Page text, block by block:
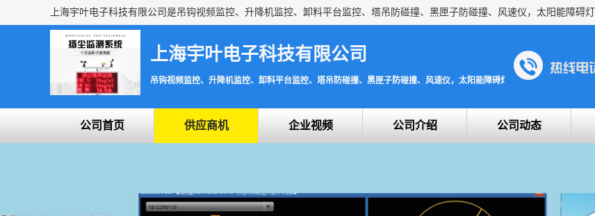
上海宇叶电子科技有限公司
吊钩视频监控、升降机监控、卸料平台监控、塔吊防碰撞、黑匣子防碰撞、风速仪，太阳能障碍灯安全提示灯
公司首页 供应商机 企业视频 公司介绍 公司动态